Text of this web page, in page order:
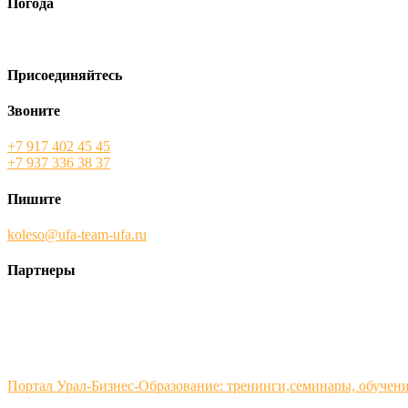
Погода
Присоединяйтесь
Звоните
+7 917 402 45 45
+7 937 336 38 37
Пишите
koleso@ufa-team-ufa.ru
Партнеры
Портал Урал-Бизнес-Образование: тренинги,семинары,